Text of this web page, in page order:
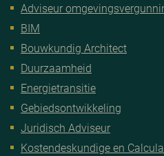
Adviseur
BIM
Bouwkundig Architect
Duurzaamheid
Energietransitie
Gebiedsontwikkeling
Juridisch Adviseur
Kostendeskundige en